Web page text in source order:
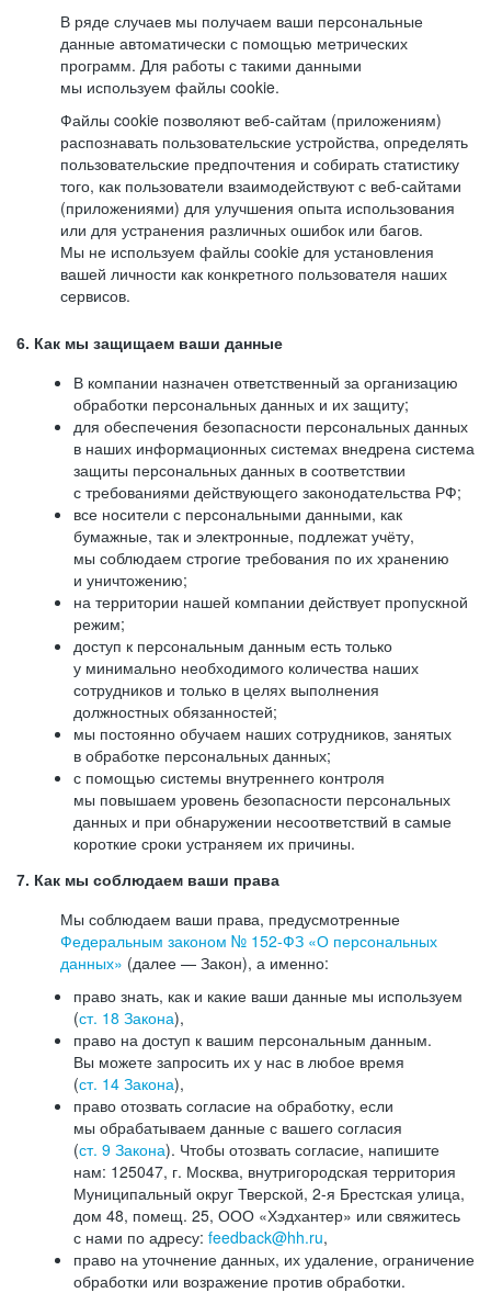
В ряде случаев мы получаем ваши персональные
данные автоматически с помощью метрических
программ. Для работы с такими данными
мы используем файлы cookie.
Файлы cookie позволяют веб-сайтам (приложениям)
распознавать пользовательские устройства, определять
пользовательские предпочтения и собирать статистику
того, как пользователи взаимодействуют с веб-сайтами
(приложениями) для улучшения опыта использования
или для устранения различных ошибок или багов.
Мы не используем файлы cookie для установления
вашей личности как конкретного пользователя наших
сервисов.
6. Как мы защищаем ваши данные
В компании назначен ответственный за организацию
обработки персональных данных и их защиту;
для обеспечения безопасности персональных данных
в наших информационных системах внедрена система
защиты персональных данных в соответствии
с требованиями действующего законодательства РФ;
все носители с персональными данными, как
бумажные, так и электронные, подлежат учёту,
мы соблюдаем строгие требования по их хранению
и уничтожению;
на территории нашей компании действует пропускной
режим;
доступ к персональным данным есть только
у минимально необходимого количества наших
сотрудников и только в целях выполнения
должностных обязанностей;
мы постоянно обучаем наших сотрудников, занятых
в обработке персональных данных;
с помощью системы внутреннего контроля
мы повышаем уровень безопасности персональных
данных и при обнаружении несоответствий в самые
короткие сроки устраняем их причины.
7. Как мы соблюдаем ваши права
Мы соблюдаем ваши права, предусмотренные
Федеральным законом № 152-ФЗ «О персональных
данных» (далее — Закон), а именно:
право знать, как и какие ваши данные мы используем
(ст. 18 Закона),
право на доступ к вашим персональным данным.
Вы можете запросить их у нас в любое время
(ст. 14 Закона),
право отозвать согласие на обработку, если
мы обрабатываем данные с вашего согласия
(ст. 9 Закона). Чтобы отозвать согласие, напишите
нам: 125047, г. Москва, внутригородская территория
Муниципальный округ Тверской, 2-я Брестская улица,
дом 48, помещ. 25, ООО «Хэдхантер» или свяжитесь
с нами по адресу: feedback@hh.ru,
право на уточнение данных, их удаление, ограничение
обработки или возражение против обработки.